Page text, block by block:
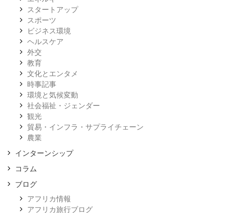
スタートアップ
スポーツ
ビジネス環境
ヘルスケア
外交
教育
文化とエンタメ
時事記事
環境と気候変動
社会福祉・ジェンダー
観光
貿易・インフラ・サプライチェーン
農業
インターンシップ
コラム
ブログ
アフリカ情報
アフリカ旅行ブログ